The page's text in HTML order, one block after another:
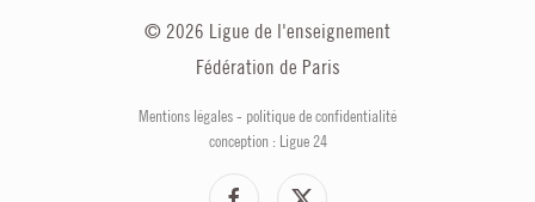
© 2026 Ligue de l'enseignement
Fédération de Paris
Mentions légales - politique de confidentialité
conception : Ligue 24